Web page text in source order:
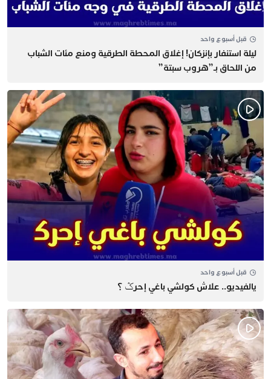
قبل أسبوع واحد
​ليلة استنفار بإنزكان! إغلاق المحطة الطرقية ومنع مئات الشباب
من اللحاق بـ”هروب سبتة”
قبل أسبوع واحد
يالفيديو.. علاش كولشي باغي إحرݣ ؟